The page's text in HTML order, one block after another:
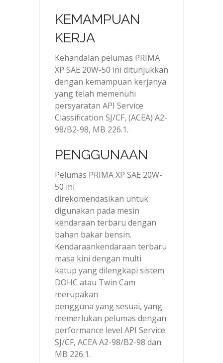
KEMAMPUAN
KERJA
Kehandalan pelumas PRIMA
XP SAE 20W-50 ini ditunjukkan
dengan kemampuan kerjanya
yang telah memenuhi
persyaratan API Service
Classification SJ/CF, (ACEA) A2-
98/B2-98, MB 226.1.
PENGGUNAAN
Pelumas PRIMA XP SAE 20W-
50 ini
direkomendasikan untuk
digunakan pada mesin
kendaraan terbaru dengan
bahan bakar bensin.
Kendaraankendaraan terbaru
masa kini dengan multi
katup yang dilengkapi sistem
DOHC atau Twin Cam
merupakan
pengguna yang sesuai, yang
memerlukan pelumas dengan
performance level API Service
SJ/CF, ACEA A2-98/B2-98 dan
MB 226.1.